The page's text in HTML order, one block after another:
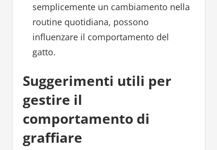
semplicemente un cambiamento nella
routine quotidiana, possono
influenzare il comportamento del
gatto.
Suggerimenti utili per
gestire il
comportamento di
graffiare